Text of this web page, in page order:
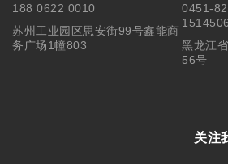
188 0622 0010
苏州工业园区思安街99号鑫能商
务广场1幢803
0451-
黑龙江
56号
关注